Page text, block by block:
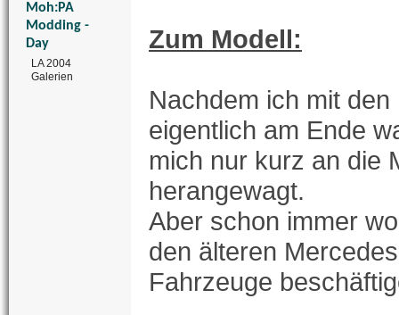
Moh:PA
Modding -
Day
LA 2004
Galerien
Zum Modell:
Nachdem ich mit
eigentlich am Ende
mich nur kurz an die
herangewagt.
Aber schon immer
den älteren
Fahrzeuge